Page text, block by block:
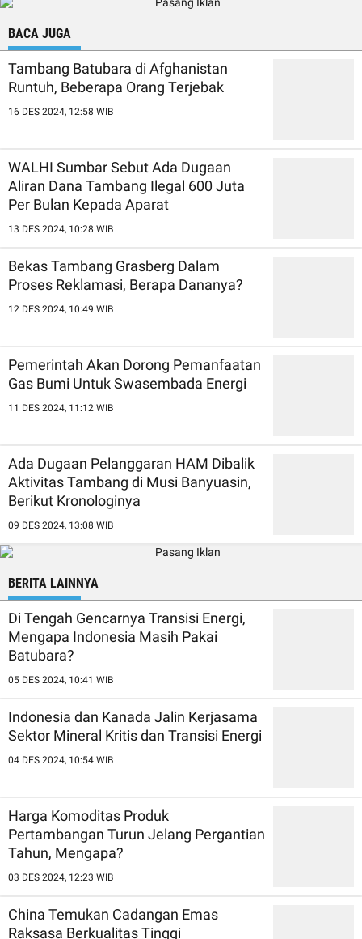
BACA JUGA
Tambang Batubara di Afghanistan
Runtuh, Beberapa Orang Terjebak
16 DES 2024, 12:58 WIB
WALHI Sumbar Sebut Ada Dugaan
Aliran Dana Tambang Ilegal 600 Juta
Per Bulan Kepada Aparat
13 DES 2024, 10:28 WIB
Bekas Tambang Grasberg Dalam
Proses Reklamasi, Berapa Dananya?
12 DES 2024, 10:49 WIB
Pemerintah Akan Dorong Pemanfaatan
Gas Bumi Untuk Swasembada Energi
11 DES 2024, 11:12 WIB
Ada Dugaan Pelanggaran HAM Dibalik
Aktivitas Tambang di Musi Banyuasin,
Berikut Kronologinya
09 DES 2024, 13:08 WIB
BERITA LAINNYA
Di Tengah Gencarnya Transisi Energi,
Mengapa Indonesia Masih Pakai
Batubara?
05 DES 2024, 10:41 WIB
Indonesia dan Kanada Jalin Kerjasama
Sektor Mineral Kritis dan Transisi Energi
04 DES 2024, 10:54 WIB
Harga Komoditas Produk
Pertambangan Turun Jelang Pergantian
Tahun, Mengapa?
03 DES 2024, 12:23 WIB
China Temukan Cadangan Emas
Raksasa Berkualitas Tinggi